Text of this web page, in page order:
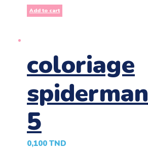
Add to cart
coloriage
spiderman
5
0,100 TND